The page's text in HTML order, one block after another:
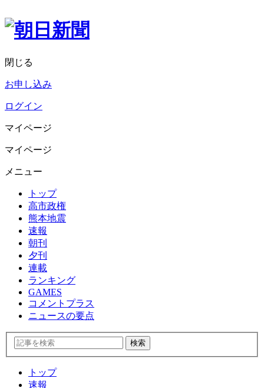
閉じる
お申し込み
ログイン
マイページ
マイページ
メニュー
トップ
高市政権
熊本地震
速報
朝刊
夕刊
連載
ランキング
GAMES
コメントプラス
ニュースの要点
トップ
速報